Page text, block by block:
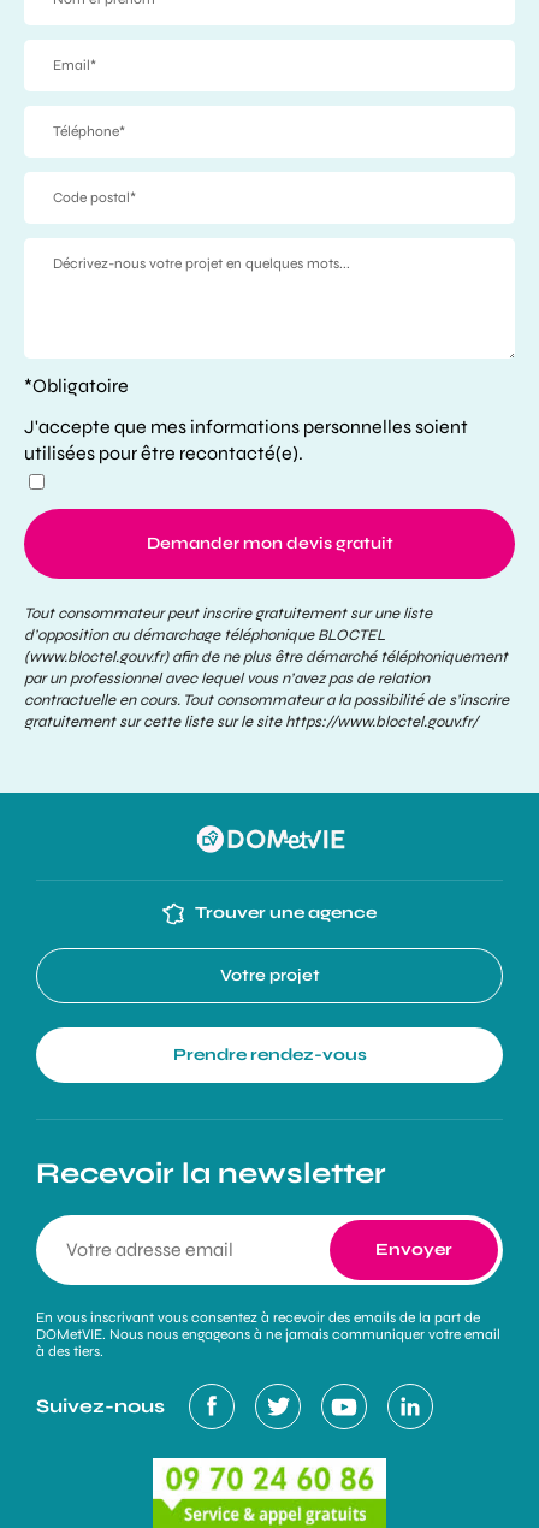
*Obligatoire
J'accepte que mes informations personnelles soient
utilisées pour être recontacté(e).
Demander mon devis gratuit
Tout consommateur peut inscrire gratuitement sur une liste
d’opposition au démarchage téléphonique BLOCTEL
(www.bloctel.gouv.fr) afin de ne plus être démarché téléphoniquement
par un professionnel avec lequel vous n’avez pas de relation
contractuelle en cours. Tout consommateur a la possibilité de s’inscrire
gratuitement sur cette liste sur le sitehttps://www.bloctel.gouv.fr/
Trouver une agence
Votre projet
Prendre rendez-vous
Recevoir la newsletter
En vous inscrivant vous consentez à recevoir des emails de la part de
DOMetVIE. Nous nous engageons à ne jamais communiquer votre email
à des tiers.
Suivez-nous